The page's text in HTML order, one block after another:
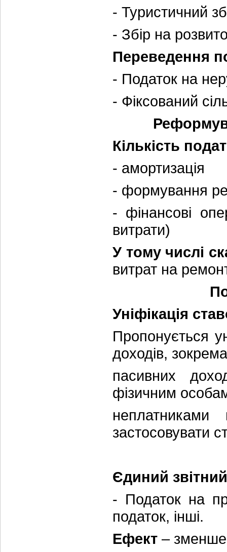
- Туристичний
- Збір на
Переведення
- Податок на
- Фіксований
Кількість
- амортизація
- формування
- фінансові
витрати)
У тому числі
витрат на
Уніфікація
Пропонується
доходів,
пасивних
фізичним
застосовувати
Єдиний
- Податок на
податок, інші.
Ефект –